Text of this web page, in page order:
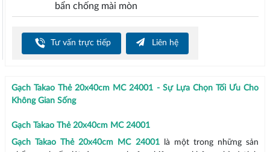
bẩn chống mài mòn
Tư vấn trực tiếp Liên hệ
Gạch Takao Thẻ 20x40cm MC 24001 - Sự Lựa Chọn Tối Ưu Cho
Không Gian Sống
Gạch Takao Thẻ 20x40cm MC 24001
Gạch Takao Thẻ 20x40cm MC 24001
là một trong những sản